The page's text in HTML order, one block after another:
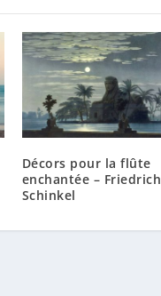
Décors pour la flûte
enchantée – Friedrich
Schinkel